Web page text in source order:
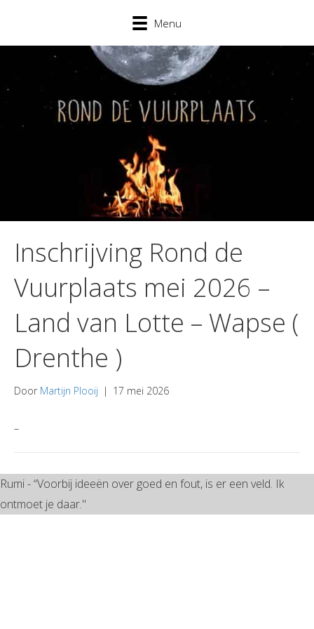
Menu
Inschrijving Rond de
Vuurplaats mei 2026 –
Land van Lotte – Wapse (
Drenthe )
Door Martijn Plooij | 17 mei 2026
–
Rumi - “Voorbij ideeën over goed en fout, is er een veld. Ik
ontmoet je daar."